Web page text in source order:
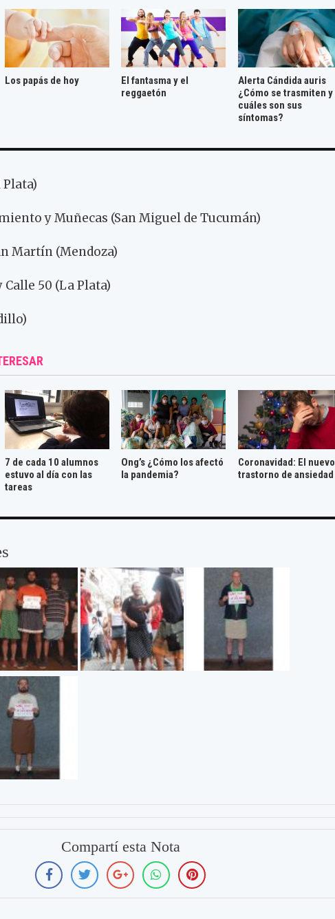
Los papás de hoy
El fantasma y el
reggaetón
Alerta Cándida auris
¿Cómo se trasmiten y
cuáles son sus
síntomas?
y Muñecas (San Miguel de Tucumán)
Martín (Mendoza)
Calle 50 (La Plata)
7 de cada 10 alumnos
estuvo al día con las
tareas
Ong’s ¿Cómo los afectó
la pandemia?
Coronavidad: El nuevo
trastorno de ansiedad
Compartí esta Nota